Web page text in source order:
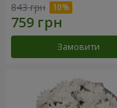
843 грн
Замовити